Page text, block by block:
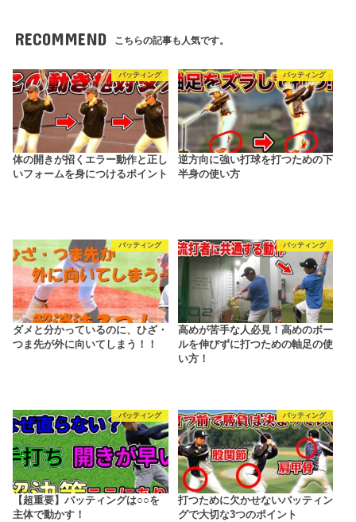
RECOMMEND こちらの記事も人気です。
バッティング
体の開きが招くエラー動作と正し
いフォームを身につけるポイント
バッティング
逆方向に強い打球を打つための下
半身の使い方
バッティング
ダメと分かっているのに、ひざ・
つま先が外に向いてしまう！！
バッティング
高めが苦手な人必見！高めのボー
ルを伸びずに打つための軸足の使
い方！
バッティング
【超重要】バッティングは○○を
主体で動かす！
バッティング
打つために欠かせないバッティン
グで大切な3つのポイント